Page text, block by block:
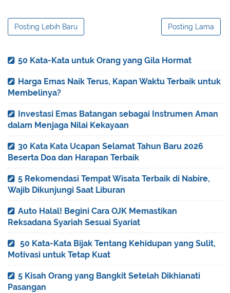
Posting Lebih Baru Posting Lama
50 Kata-Kata untuk Orang yang Gila Hormat
Harga Emas Naik Terus, Kapan Waktu Terbaik untuk
Membelinya?
Investasi Emas Batangan sebagai Instrumen Aman
dalam Menjaga Nilai Kekayaan
30 Kata Kata Ucapan Selamat Tahun Baru 2026
Beserta Doa dan Harapan Terbaik
5 Rekomendasi Tempat Wisata Terbaik di Nabire,
Wajib Dikunjungi Saat Liburan
Auto Halal! Begini Cara OJK Memastikan
Reksadana Syariah Sesuai Syariat
50 Kata-Kata Bijak Tentang Kehidupan yang Sulit,
Motivasi untuk Tetap Kuat
5 Kisah Orang yang Bangkit Setelah Dikhianati
Pasangan